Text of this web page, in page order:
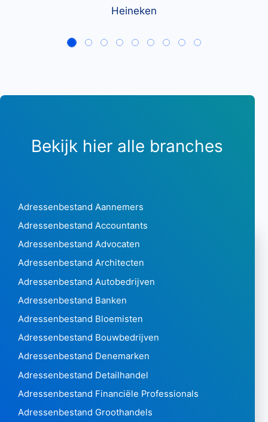
Heineken
Bekijk hier alle branches
Adressenbestand Aannemers
Adressenbestand Accountants
Adressenbestand Advocaten
Adressenbestand Architecten
Adressenbestand Autobedrijven
Adressenbestand Banken
Adressenbestand Bloemisten
Adressenbestand Bouwbedrijven
Adressenbestand Denemarken
Adressenbestand Detailhandel
Adressenbestand Financiële Professionals
Adressenbestand Groothandels